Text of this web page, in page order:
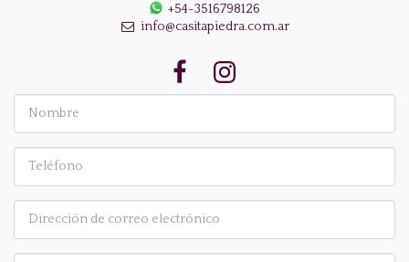
+54-3516798126
info@casitapiedra.com.ar